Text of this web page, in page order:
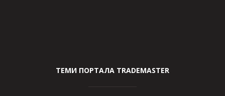
ТЕМИ ПОРТАЛА TRADEMASTER